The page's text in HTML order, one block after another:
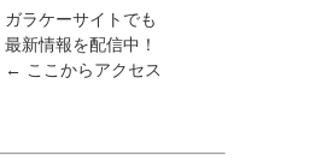
ガラケーサイトでも
最新情報を配信中！
← ここからアクセス